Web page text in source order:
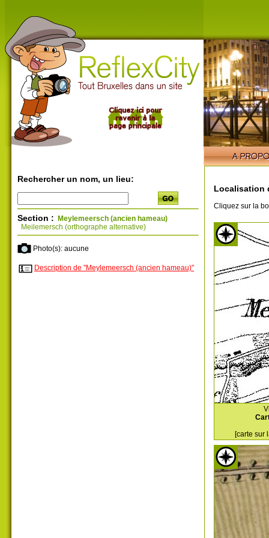
Rechercher un nom, un lieu:
Section : Meylemeersch (ancien hameau)
Meilemersch (orthographe alternative)
Photo(s): aucune
Description de "Meylemeersch (ancien hameau)"
Localisation
Cliquez sur la
[carte sur